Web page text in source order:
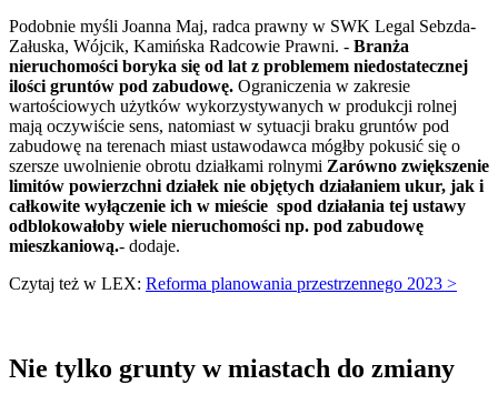
Podobnie myśli Joanna Maj, radca prawny w SWK Legal Sebzda-
Załuska, Wójcik, Kamińska Radcowie Prawni. - Branża
nieruchomości boryka się od lat z problemem niedostatecznej
ilości gruntów pod zabudowę. Ograniczenia w zakresie
wartościowych użytków wykorzystywanych w produkcji rolnej
mają oczywiście sens, natomiast w sytuacji braku gruntów pod
zabudowę na terenach miast ustawodawca mógłby pokusić się o
szersze uwolnienie obrotu działkami rolnymi Zarówno zwiększenie
limitów powierzchni działek nie objętych działaniem ukur, jak i
całkowite wyłączenie ich w mieście spod działania tej ustawy
odblokowałoby wiele nieruchomości np. pod zabudowę
mieszkaniową.- dodaje.
Czytaj też w LEX: Reforma planowania przestrzennego 2023 >
Nie tylko grunty w miastach do zmiany